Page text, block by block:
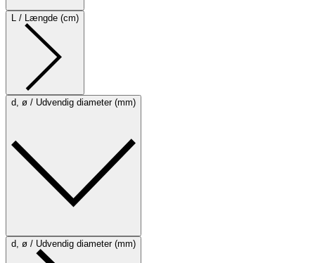
L / Længde (cm)
d, ø / Udvendig diameter (mm)
d, ø / Udvendig diameter (mm)